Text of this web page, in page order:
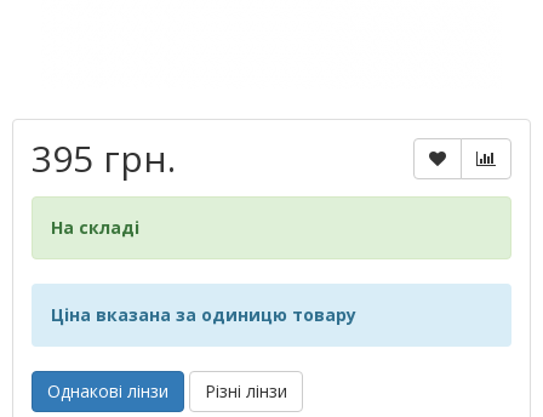
395 грн.
На складі
Ціна вказана за одиницю товару
Однакові лінзи Різні лінзи